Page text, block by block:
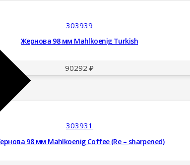
303939
Жернова 98 мм Mahlkoenig Turkish
90292 ₽
303931
98 мм Mahlkoenig Coffee (Re – sharpened)